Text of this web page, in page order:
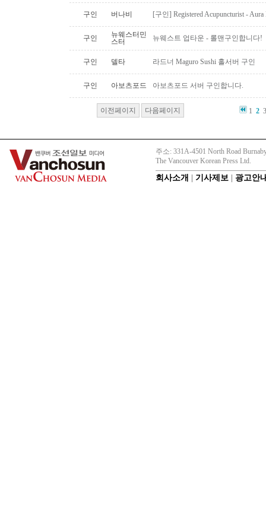
구인 버나비 [구인] Registered Acupuncturist -
구인
뉴웨스터민
스터
뉴웨스트 업타운 - 롤맨구인합니다!
구인 델타 라드너 Maguro Sushi 홀서버 구인
구인 아보츠포드 아보츠포드 서버 구인합니다.
이전페이지 다음페이지 1 2
주소: 331A-4501 North Road
The Vancouver Korean Press Ltd.
회사소개 기사제보 광고안